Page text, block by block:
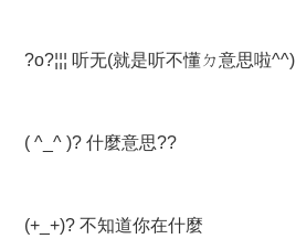
?o?¦¦¦ 听无(就是听不懂ㄉ意思啦^^)
( ^_^ )? 什麼意思??
(+_+)? 不知道你在什麼